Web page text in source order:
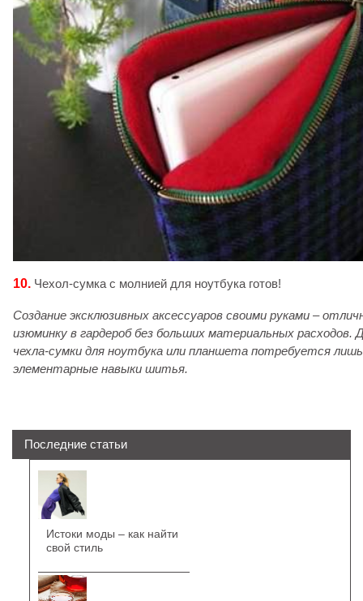
10. Чехол-сумка с молнией для ноутбука готов!
Создание эксклюзивных аксессуаров своими руками –
изюминку в гардероб без больших материальных расходов.
чехла-сумки для ноутбука или планшета потребуется лишь
элементарные навыки шитья.
Последние статьи
Истоки моды – как найти
свой стиль